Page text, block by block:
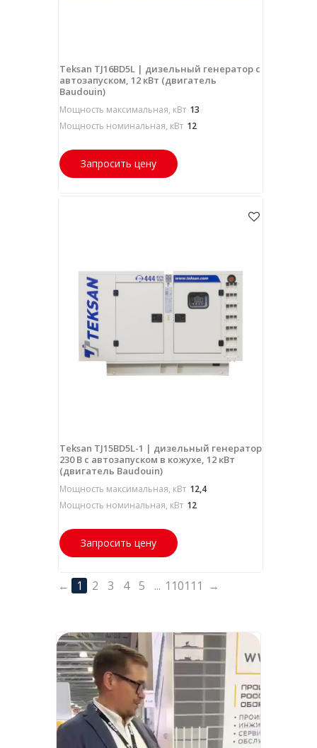
Teksan TJ16BD5L | дизельный генератор с
автозапуском, 12 кВт (двигатель
Baudouin)
Мощность максимальная, кВт 13
Мощность номинальная, кВт 12
Запросить цену
Teksan TJ15BD5L-1 | дизельный генератор
230 В с автозапуском в кожухе, 12 кВт
(двигатель Baudouin)
Мощность максимальная, кВт 12,4
Мощность номинальная, кВт 12
Запросить цену
← 1 2 3 4 5 ... 110111 →